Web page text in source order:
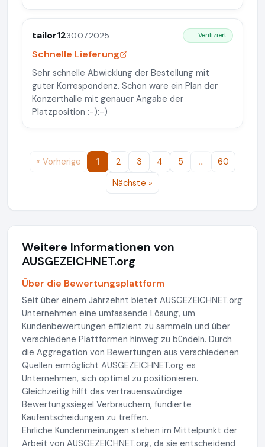
tailor1230.07.2025 Verifiziert
Schnelle Lieferung
Sehr schnelle Abwicklung der Bestellung mit
guter Korrespondenz. Schön wäre ein Plan der
Konzerthalle mit genauer Angabe der
Platzposition :⁠-⁠):⁠-⁠)
« Vorherige 1 2 3 4 5 …
60
Nächste »
Weitere Informationen von
AUSGEZEICHNET.org
Über die Bewertungsplattform
Seit über einem Jahrzehnt bietet AUSGEZEICHNET.org
Unternehmen eine umfassende Lösung, um
Kundenbewertungen effizient zu sammeln und über
verschiedene Plattformen hinweg zu bündeln. Durch
die Aggregation von Bewertungen aus verschiedenen
Quellen ermöglicht AUSGEZEICHNET.org es
Unternehmen, sich optimal zu positionieren.
Gleichzeitig hilft das vertrauenswürdige
Bewertungssiegel Verbrauchern, fundierte
Kaufentscheidungen zu treffen.
Ehrliche Kundenmeinungen stehen im Mittelpunkt der
Arbeit von AUSGEZEICHNET.org, da sie entscheidend